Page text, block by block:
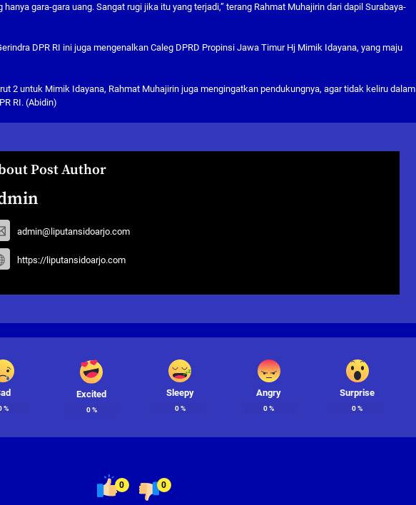
gara-gara uang. Sangat rugi jika itu yang terjadi,” terang Rahmat Muhajirin dari dapil Surabaya-
DPR RI ini juga mengenalkan Caleg DPRD Propinsi Jawa Timur Hj Mimik Idayana, yang maju
2 untuk Mimik Idayana, Rahmat Muhajirin juga mengingatkan pendukungnya, agar tidak keliru dalam
RI. (Abidin)
Post Author
admin@liputansidoarjo.com
https://liputansidoarjo.com
%
Excited
0%
Sleepy
0%
Angry
0%
Surprise
0%
0 0